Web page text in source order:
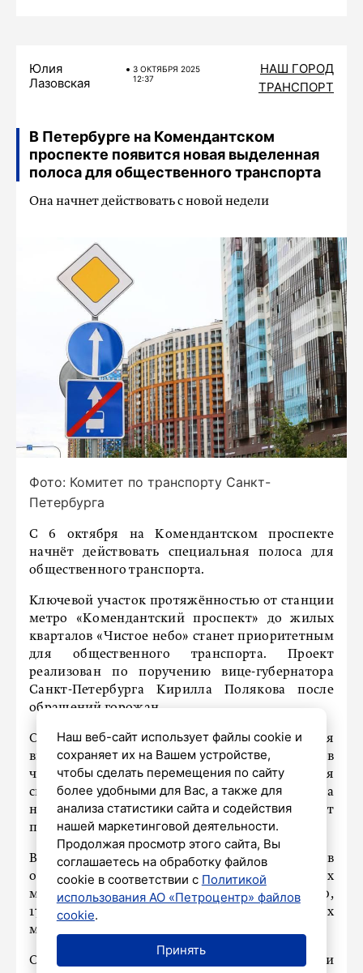
Юлия
Лазовская
3 ОКТЯБРЯ 2025
12:37
НАШ ГОРОД
ТРАНСПОРТ
В Петербурге на Комендантском
проспекте появится новая выделенная
полоса для общественного транспорта
Она начнет действовать с новой недели
Фото: Комитет по транспорту Санкт-
Петербурга
С 6 октября на Комендантском проспекте
начнёт действовать специальная полоса для
общественного транспорта.
Ключевой участок протяжённостью от станции
метро «Комендантский проспект» до жилых
кварталов «Чистое небо» станет приоритетным
для общественного транспорта. Проект
реализован по поручению вице-губернатора
Санкт-Петербурга Кирилла Полякова после
обращений горожан.
Ожидается, что с помощью внедрения
выделенной полосы сократится время в пути в
часы пик почти вдвое, увеличится средняя
скорость движения общественного транспорта
на 50%, а также повысится комфорт
пассажирских перевозок.
В проект включены 16 маршрутов
общественного транспорта: 13 автобусных
маршрутов (№76, 79, 85, 127, 134, 135, 154, 170,
171, 202, 217, 223, 227) и 3 троллейбусных
маршрута (№2, 23, 50).
Особое внимание уделено оптимизации
Наш веб-сайт использует файлы cookie и
сохраняет их на Вашем устройстве,
чтобы сделать перемещения по сайту
более удобными для Вас, а также для
анализа статистики сайта и содействия
нашей маркетинговой деятельности.
Продолжая просмотр этого сайта, Вы
соглашаетесь на обработку файлов
cookie в соответствии с Политикой
использования АО «Петроцентр» файлов
cookie.
Принять